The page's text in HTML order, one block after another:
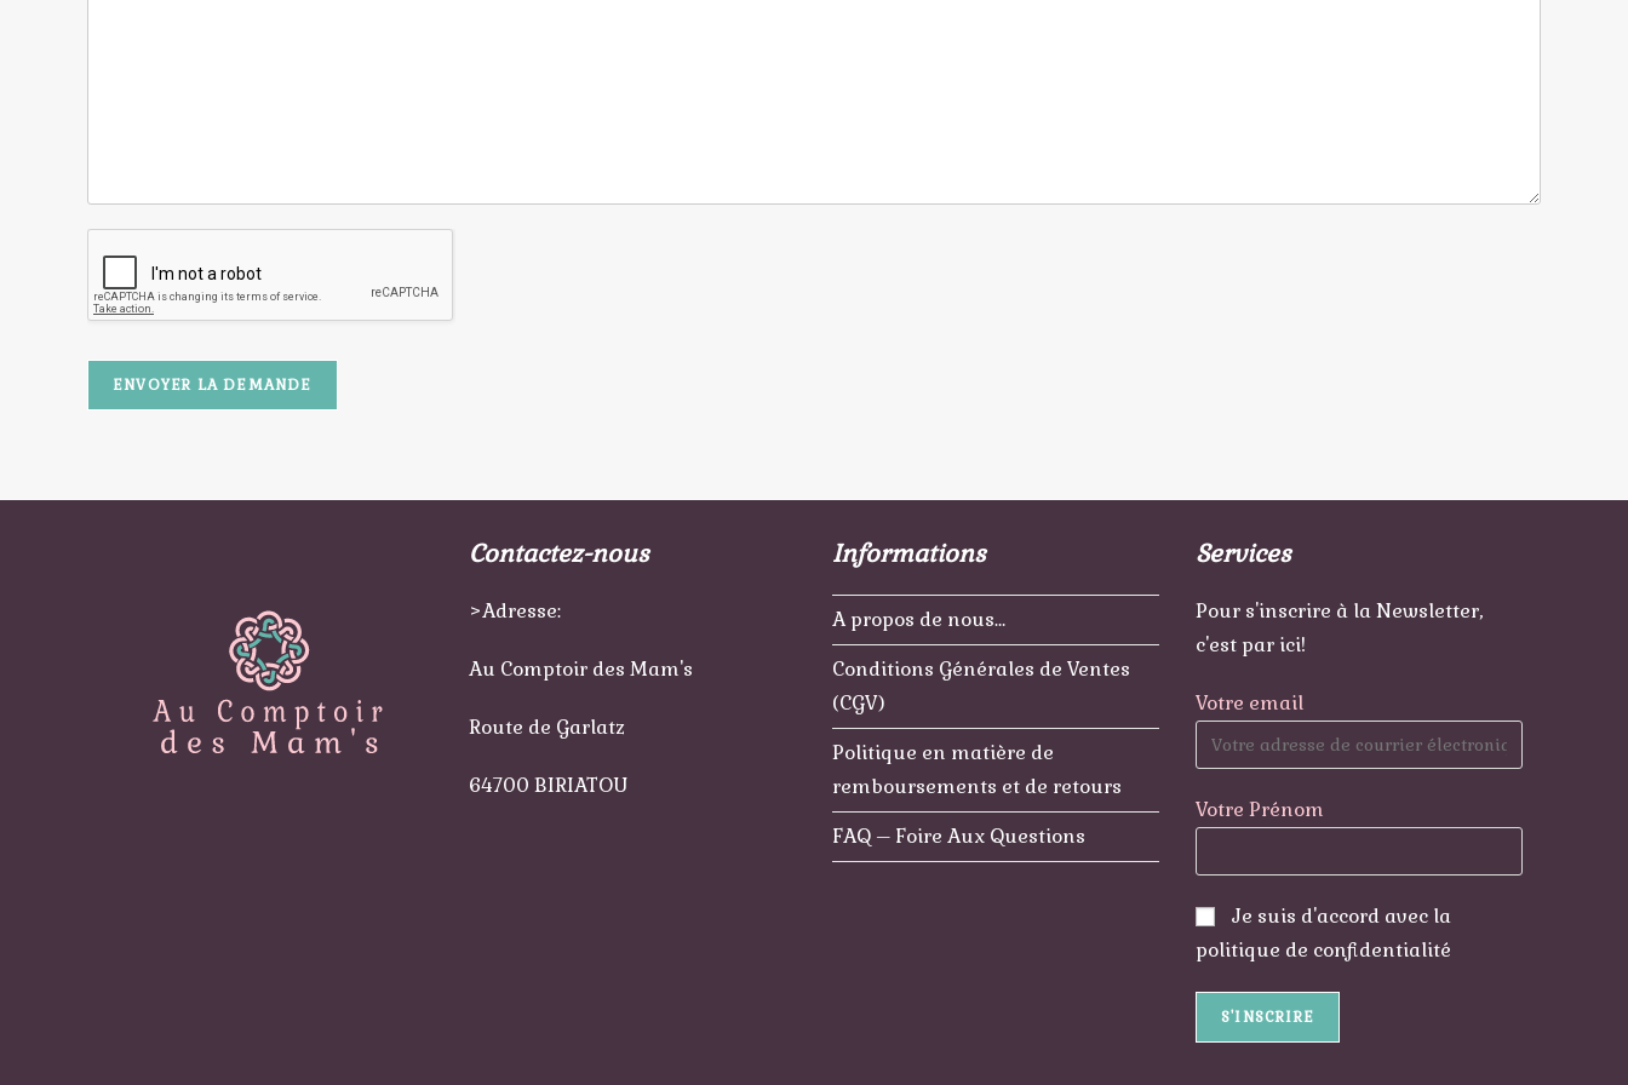
ENVOYER LA DEMANDE
Contactez-nous
>Adresse:
Au Comptoir des Mam's
Route de Garlatz
64700 BIRIATOU
Informations
A propos de nous…
Conditions Générales de Ventes
(CGV)
Politique en matière de
remboursements et de retours
FAQ – Foire Aux Questions
Services
Pour s'inscrire à la Newsletter,
c'est par ici!
Votre email
Votre Prénom
Je suis d'accord avec la
politique de confidentialité